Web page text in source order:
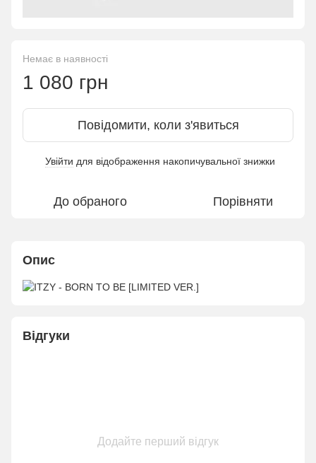
Немає в наявності
1 080 грн
Повідомити, коли з'явиться
Увійти для відображення накопичувальної знижки
До обраного Порівняти
Опис
Відгуки
Додайте перший відгук